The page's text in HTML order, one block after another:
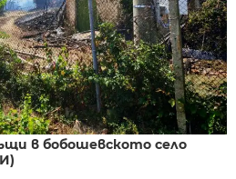
в бобошевското село